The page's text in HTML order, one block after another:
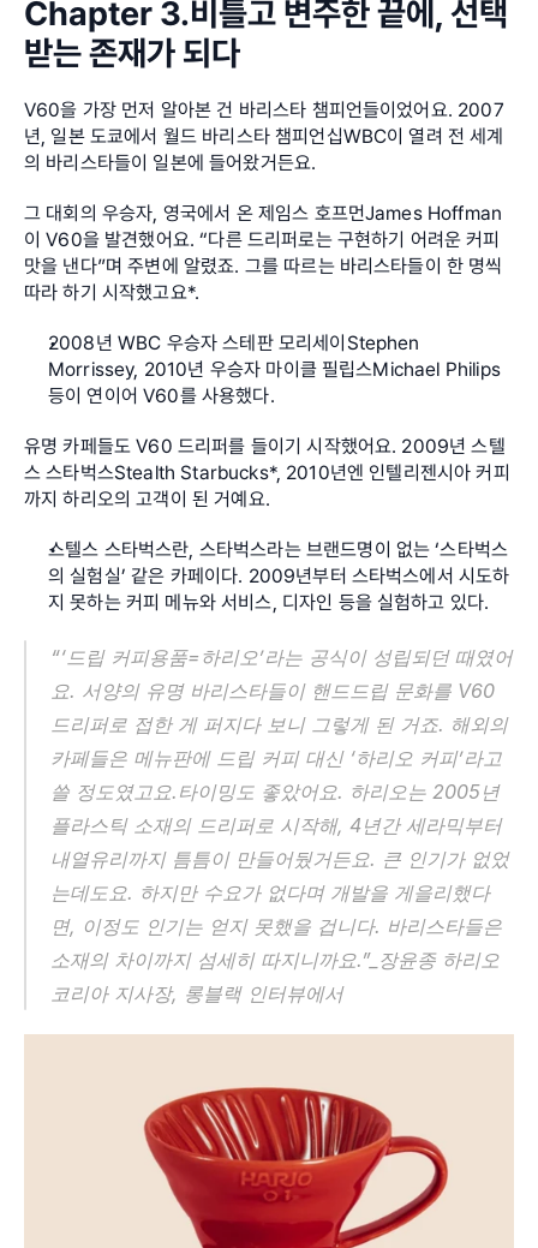
Chapter 3.비틀고 변주한 끝에, 선택
받는 존재가 되다
V60을 가장 먼저 알아본 건 바리스타 챔피언들이었어요. 2007
년, 일본 도쿄에서 월드 바리스타 챔피언십WBC이 열려 전 세계
의 바리스타들이 일본에 들어왔거든요.
그 대회의 우승자, 영국에서 온 제임스 호프먼James Hoffman
이 V60을 발견했어요. “다른 드리퍼로는 구현하기 어려운 커피
맛을 낸다”며 주변에 알렸죠. 그를 따르는 바리스타들이 한 명씩
따라 하기 시작했고요*.
2008년 WBC 우승자 스테판 모리세이Stephen
Morrissey, 2010년 우승자 마이클 필립스Michael Philips
등이 연이어 V60를 사용했다.
유명 카페들도 V60 드리퍼를 들이기 시작했어요. 2009년 스텔
스 스타벅스Stealth Starbucks*, 2010년엔 인텔리젠시아 커피
까지 하리오의 고객이 된 거예요.
스텔스 스타벅스란, 스타벅스라는 브랜드명이 없는 ‘스타벅스
의 실험실’ 같은 카페이다. 2009년부터 스타벅스에서 시도하
지 못하는 커피 메뉴와 서비스, 디자인 등을 실험하고 있다.
“‘드립 커피용품=하리오’라는 공식이 성립되던 때였어
요. 서양의 유명 바리스타들이 핸드드립 문화를 V60
드리퍼로 접한 게 퍼지다 보니 그렇게 된 거죠. 해외의
카페들은 메뉴판에 드립 커피 대신 ‘하리오 커피’라고
쓸 정도였고요.타이밍도 좋았어요. 하리오는 2005년
플라스틱 소재의 드리퍼로 시작해, 4년간 세라믹부터
내열유리까지 틈틈이 만들어뒀거든요. 큰 인기가 없었
는데도요. 하지만 수요가 없다며 개발을 게을리했다
면, 이정도 인기는 얻지 못했을 겁니다. 바리스타들은
소재의 차이까지 섬세히 따지니까요.”_장윤종 하리오
코리아 지사장, 롱블랙 인터뷰에서